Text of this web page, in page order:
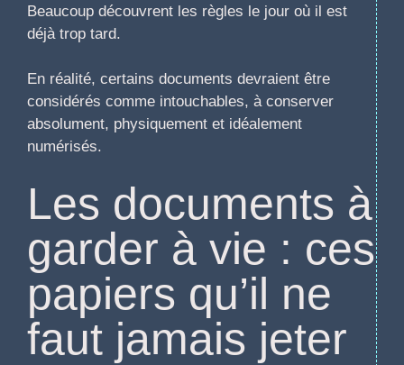
Beaucoup découvrent les règles le jour où il est
déjà trop tard.
En réalité, certains documents devraient être
considérés comme intouchables, à conserver
absolument, physiquement et idéalement
numérisés.
Les documents à
garder à vie : ces
papiers qu’il ne
faut jamais jeter